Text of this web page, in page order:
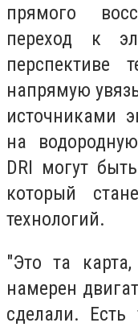
прямого
переход к
перспективе
напрямую
источниками
на
DRI могут
который
технологий.
"Это та
намерен
сделали. Есть